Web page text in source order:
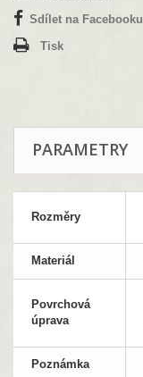
Sdílet na Facebooku
Tisk
PARAMETRY
Rozměry
Materiál
Povrchová
úprava
Poznámka